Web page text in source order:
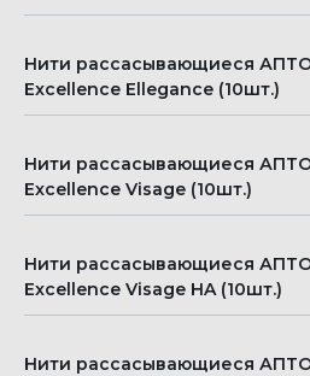
Нити рассасывающиеся
Excellence Ellegance (10шт.)
Нити рассасывающиеся
Excellence Visage (10шт.)
Нити рассасывающиеся
Excellence Visage HA (10шт.)
Нити рассасывающиеся